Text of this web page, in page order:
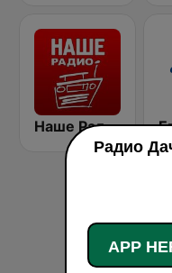
Наше Радио (Radio Nashe)
APP